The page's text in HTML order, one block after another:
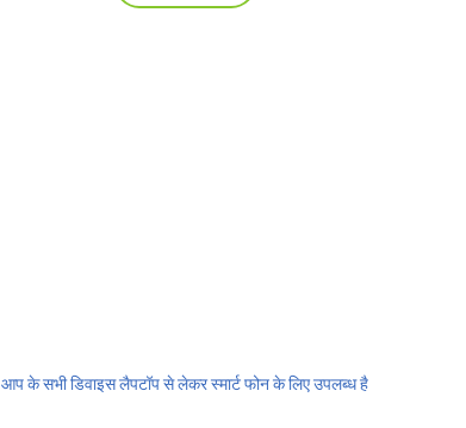
आप के सभी डिवाइस लैपटॉप से लेकर स्मार्ट फोन के लिए उपलब्ध है